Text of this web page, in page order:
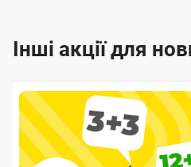
Інші акції для